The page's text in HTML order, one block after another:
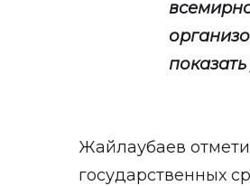
Жайлаубаев
государственных